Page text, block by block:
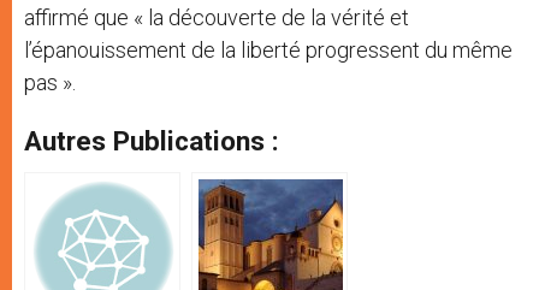
affirmé que « la découverte de la vérité et
l’épanouissement de la liberté progressent du même
pas ».
Autres Publications :